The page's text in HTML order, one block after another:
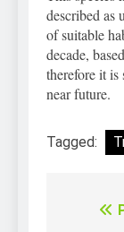
described as
of suitable
decade,
therefore it is
near future.
Tagged:
Điều